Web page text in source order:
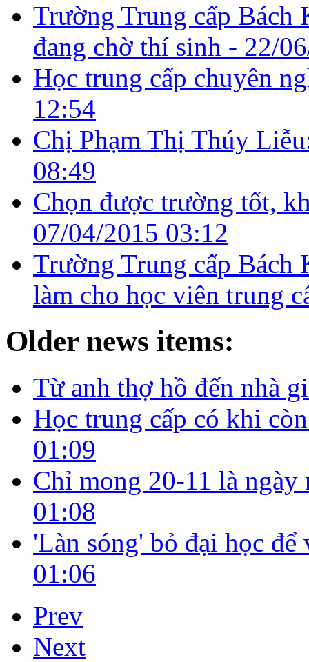
Trường Trung cấp Bách
đang chờ thí sinh - 22/
Học trung cấp chuyên
12:54
Chị Phạm Thị Thúy
08:49
Chọn được trường tốt,
07/04/2015 03:12
Trường Trung cấp
làm cho học viên trung
Older news items:
Từ anh thợ hồ đến nhà
Học trung cấp có khi
01:09
Chỉ mong 20-11 là
01:08
'Làn sóng' bỏ đại học
01:06
Prev
Next